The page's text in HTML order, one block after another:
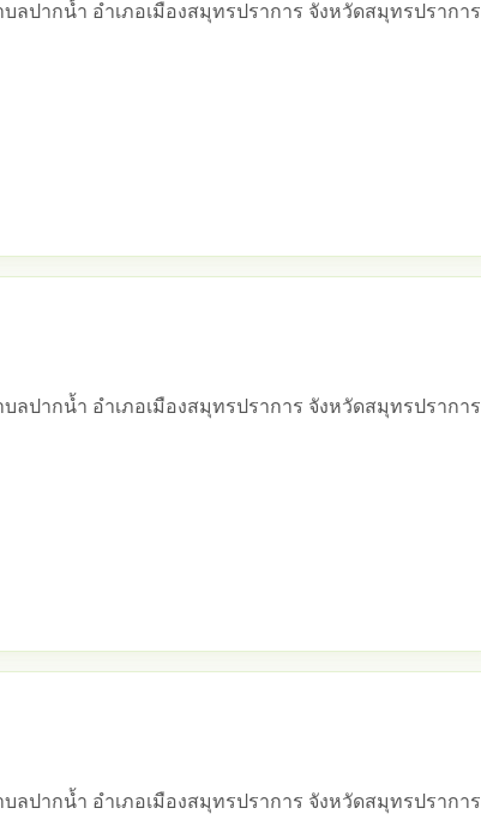
บลปากน้ำ อำเภอเมืองสมุทรปราการ จังหวัดสมุทรปราการ
บลปากน้ำ อำเภอเมืองสมุทรปราการ จังหวัดสมุทรปราการ
บลปากน้ำ อำเภอเมืองสมุทรปราการ จังหวัดสมุทรปราการ